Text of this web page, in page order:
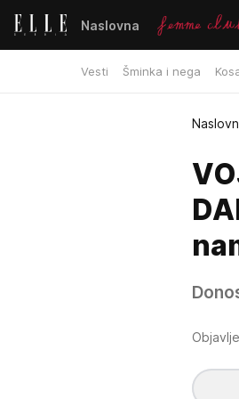
Naslovna
Vesti Šminka i nega